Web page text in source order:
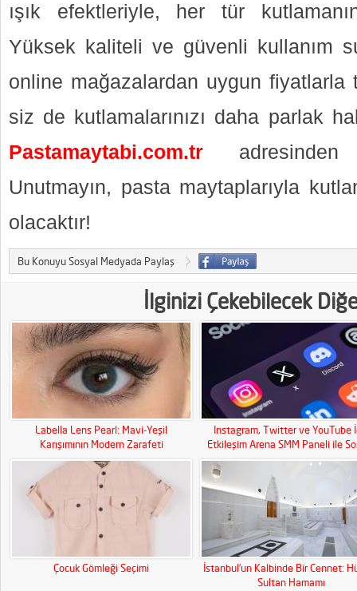
ışık efektleriyle, her tür
Yüksek kaliteli ve güvenli kullanım
online mağazalardan uygun fiyatlarla
siz de kutlamalarınızı daha parlak
Pastamaytabi.com.tr adresinden
Unutmayın, pasta maytaplarıyla
olacaktır!
Bu Konuyu Sosyal Medyada Paylaş
İlginizi Çekebilecek
Labella Lens Pearl: Mavi-Yeşil
Karışımının Modern Zarafeti
Instagram, Twitter ve YouTube
Etkileşim Arena SMM Paneli ile
Medya Gücünüzü Artırın!
Çocuk Gömleği Seçimi
İstanbul’un Kalbinde Bir Cennet:
Sultan Hamamı